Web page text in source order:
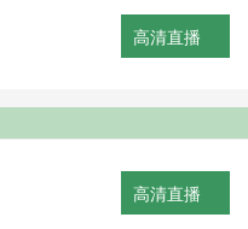
高清直播
高清直播